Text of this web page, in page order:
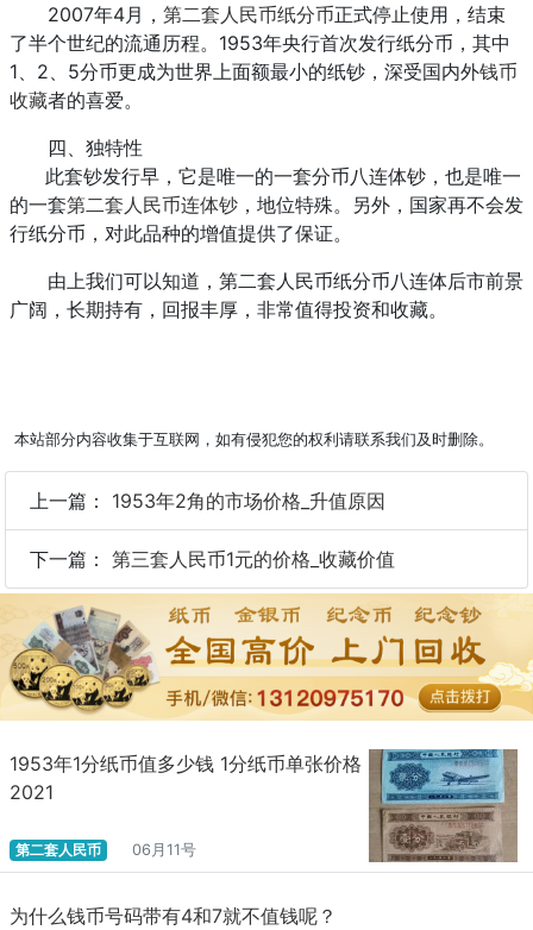
2007年4月， 第二套人民币纸分币正式停止使用，结束
了半个世纪的流通历程。1953年央行首次发行纸分币，其中
1、2、5分币更成为世界上面额最小的纸钞，深受国内外钱币
收藏者的喜爱。
四、独特性
此套钞发行早，它是唯一的一套分币八连体钞，也是唯一
的一套第二套人民币连体钞 ，地位特殊。另外，国家再不会发
行纸分币，对此品种的增值提供了保证。
由上我们可以知道，第二套人民币纸分币八连体后市前景
广阔，长期持有，回报丰厚，非常值得投资和收藏。
本站部分内容收集于互联网，如有侵犯您的权利请联系我们及时删除。
上一篇： 1953年2角的市场价格_升值原因
下一篇： 第三套人民币1元的价格_收藏价值
1953年1分纸币值多少钱 1分纸币单张价格
2021
第二套人民币 06月11号
为什么钱币号码带有4和7就不值钱呢？